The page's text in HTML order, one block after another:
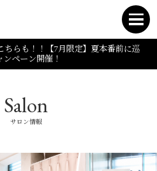
ちらも！！【7月限定】夏本番前に巡
ペーン開催！
Salon
サロン情報